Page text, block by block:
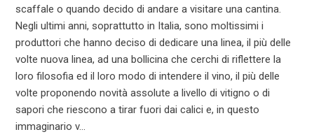
scaffale o quando decido di andare a visitare una cantina.
Negli ultimi anni, soprattutto in Italia, sono moltissimi i
produttori che hanno deciso di dedicare una linea, il più delle
volte nuova linea, ad una bollicina che cerchi di riflettere la
loro filosofia ed il loro modo di intendere il vino, il più delle
volte proponendo novità assolute a livello di vitigno o di
sapori che riescono a tirar fuori dai calici e, in questo
immaginario v...